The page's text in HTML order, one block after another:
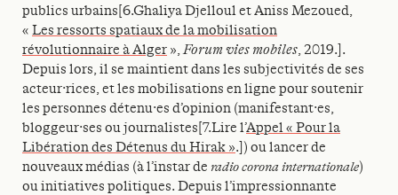
publics urbains[6.Ghaliya Djelloul et Aniss Mezoued,
« Les ressorts spatiaux de la mobilisation
révolutionnaire à Alger »,Forum vies mobiles, 2019.].
Depuis lors, il se maintient dans les subjectivités de ses
acteur·rices, et les mobilisations en ligne pour soutenir
les personnes détenu·es d’opinion (manifestant·es,
bloggeur·ses ou journalistes[7.Lire l’Appel « Pour la
Libération des Détenus du Hirak ».]) ou lancer de
nouveaux médias (à l’instar de radio corona internationale)
ou initiatives politiques. Depuis l’impressionnante